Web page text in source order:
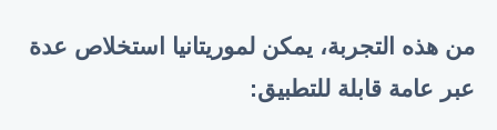
من هذه التجربة، يمكن لموريتانيا استخلاص عدة
عبر عامة قابلة للتطبيق: